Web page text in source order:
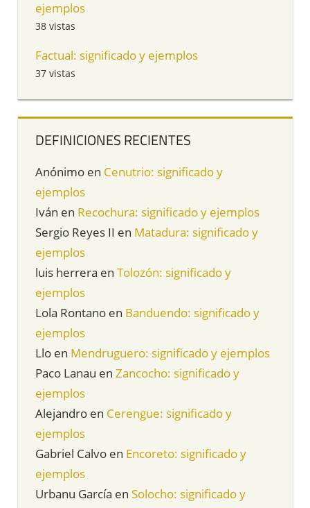
ejemplos
38 vistas
Factual: significado y ejemplos
37 vistas
DEFINICIONES RECIENTES
Anónimo en Cenutrio: significado y
ejemplos
Iván en Recochura: significado y ejemplos
Sergio Reyes II en Matadura: significado y
ejemplos
luis herrera en Tolozón: significado y
ejemplos
Lola Rontano en Banduendo: significado y
ejemplos
Llo en Mendruguero: significado y ejemplos
Paco Lanau en Zancocho: significado y
ejemplos
Alejandro en Cerengue: significado y
ejemplos
Gabriel Calvo en Encoreto: significado y
ejemplos
Urbanu García en Solocho: significado y